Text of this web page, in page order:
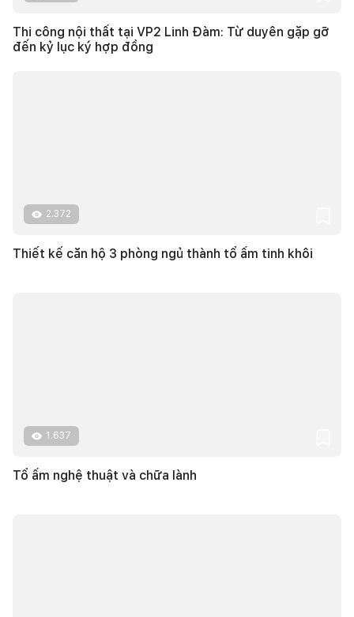
Thi công nội thất tại VP2 Linh Đàm: Từ duyên gặp gỡ
đến kỷ lục ký hợp đồng
2.372
Thiết kế căn hộ 3 phòng ngủ thành tổ ấm tinh khôi
1.637
Tổ ấm nghệ thuật và chữa lành